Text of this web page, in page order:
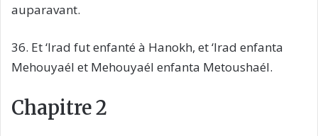
auparavant.
36. Et ‘Irad fut enfanté à Hanokh, et ‘Irad enfanta
Mehouyaél et Mehouyaél enfanta Metoushaél.
Chapitre 2